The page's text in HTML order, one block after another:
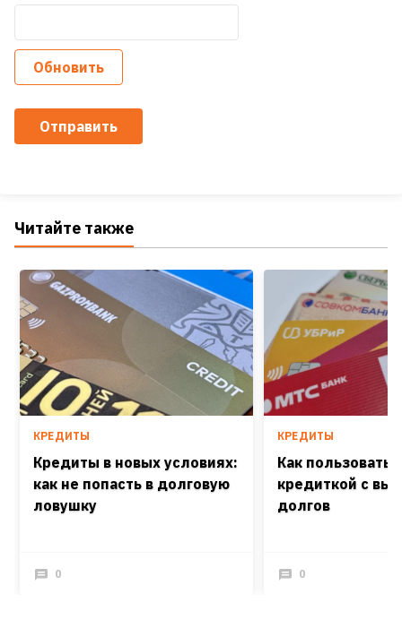
Обновить
Отправить
Читайте также
КРЕДИТЫ
Кредиты в новых условиях:
как не попасть в долговую
ловушку
0
КРЕДИТЫ
Как
кредиткой с
долгов
0